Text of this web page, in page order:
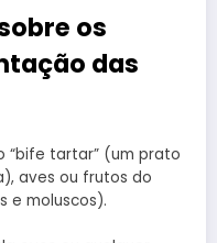
os
das
“bife tartar” (um prato
aves ou frutos do
e moluscos).